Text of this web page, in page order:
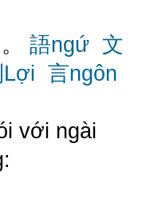
。 語ngứ 文
Lợi 言ngôn
với ngài